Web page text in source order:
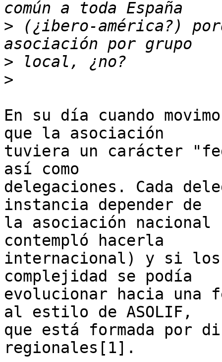
> (¿ibero-américa?)
>
>
En su día cuando
que la asociación
tuviera un carácter
así como
delegaciones. Cada
instancia depender de
la asociación nacional
contempló hacerla
internacional) y si los
complejidad se podía
evolucionar hacia una
al estilo de ASOLIF,
que está formada por
regionales[1].